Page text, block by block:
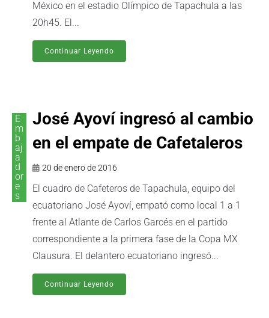
México en el estadio Olímpico de Tapachula a las
20h45. El...
Continuar Leyendo
E
m
b
aj
a
d
or
e
s
José Ayoví ingresó al cambio
en el empate de Cafetaleros
20 de enero de 2016
El cuadro de Cafeteros de Tapachula, equipo del
ecuatoriano José Ayoví, empató como local 1 a 1
frente al Atlante de Carlos Garcés en el partido
correspondiente a la primera fase de la Copa MX
Clausura. El delantero ecuatoriano ingresó...
Continuar Leyendo